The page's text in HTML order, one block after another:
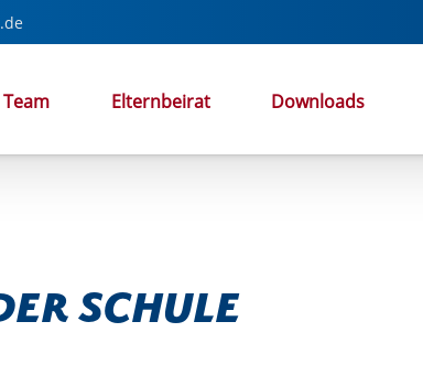
Team Elternbeirat Downloads
Schule